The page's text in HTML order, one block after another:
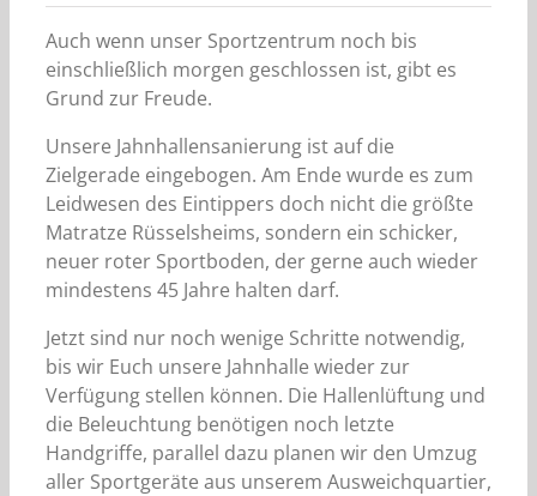
Auch wenn unser Sportzentrum noch bis
einschließlich morgen geschlossen ist, gibt es
Grund zur Freude.
Unsere Jahnhallensanierung ist auf die
Zielgerade eingebogen. Am Ende wurde es zum
Leidwesen des Eintippers doch nicht die größte
Matratze Rüsselsheims, sondern ein schicker,
neuer roter Sportboden, der gerne auch wieder
mindestens 45 Jahre halten darf.
Jetzt sind nur noch wenige Schritte notwendig,
bis wir Euch unsere Jahnhalle wieder zur
Verfügung stellen können. Die Hallenlüftung und
die Beleuchtung benötigen noch letzte
Handgriffe, parallel dazu planen wir den Umzug
aller Sportgeräte aus unserem Ausweichquartier,